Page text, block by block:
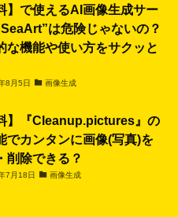
】で使えるAI画像生成サー
は危険じゃないの？
な機能や使い方をサクッと
8月5日 画像生成
】『Cleanup.pictures』の
でカンタンに画像(写真)を
削除できる？
7月18日 画像生成